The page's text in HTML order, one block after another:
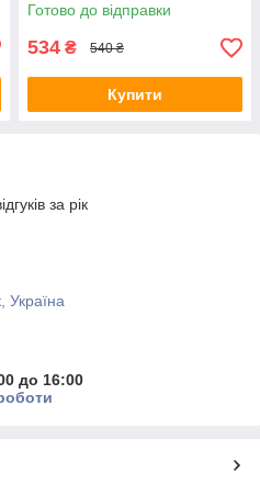
Готово до відправки
534 ₴ 540 ₴
Купити
за рік
Україна
до 16:00